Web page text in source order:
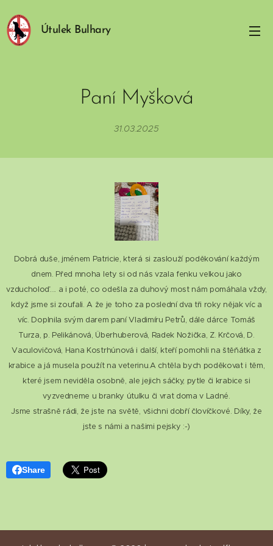
Útulek Bulhary
Paní Myšková
31.03.2025
Dobrá duše, jménem Patricie, která si zaslouží poděkování každým
dnem. Před mnoha lety si od nás vzala fenku velkou jako
vzducholoď.... a i poté, co odešla za duhový most nám pomáhala vždy,
když jsme si zoufali. A že je toho za poslední dva tři roky nějak víc a
víc. Doplnila svým darem paní Vladimíru Petrů, dále dárce Tomáš
Turza, p. Pelikánová, Überhuberová, Radek Nožička, Z. Krčová, D.
Vaculovičová, Hana Kostrhúnová i další, kteří pomohli na štěňátka z
krabice a já musela použít na veterinu.A chtěla bych poděkovat i těm,
které jsem neviděla osobně, ale jejich sáčky, pytle či krabice si
vyzvedneme u branky útulku či vrat doma v Ladné.
Jsme strašně rádi, že jste na světě, všichni dobří človíčkové. Díky, že
jste s námi a našimi pejsky :-)
Share